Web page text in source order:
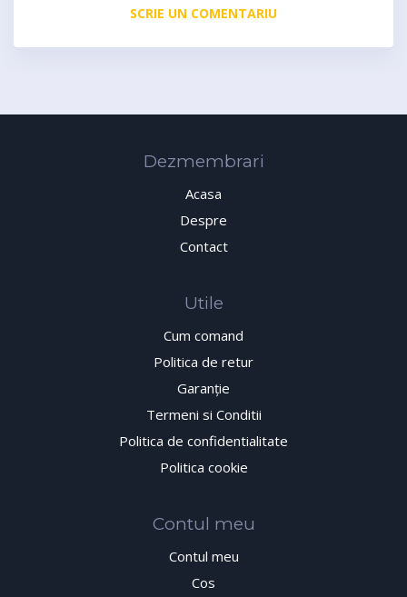
SCRIE UN COMENTARIU
Dezmembrari
Acasa
Despre
Contact
Utile
Cum comand
Politica de retur
Garanţie
Termeni si Conditii
Politica de confidentialitate
Politica cookie
Contul meu
Contul meu
Cos